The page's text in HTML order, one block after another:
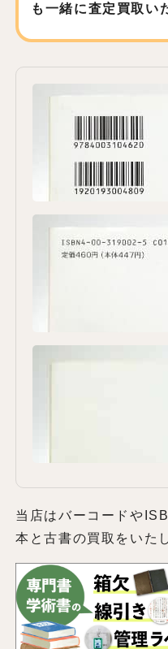
も 一緒に査定買取い
当店はバーコードや
本と古書の買取をいた